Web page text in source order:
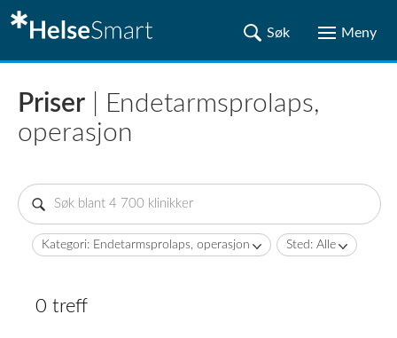
Priser | Endetarmsprolaps,
operasjon
Kategori: Endetarmsprolaps, operasjon Sted: Alle
0 treff